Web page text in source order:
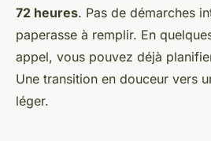
72 heures. Pas de démarches
paperasse à remplir. En
appel, vous pouvez déjà
Une transition en douceur vers
léger.